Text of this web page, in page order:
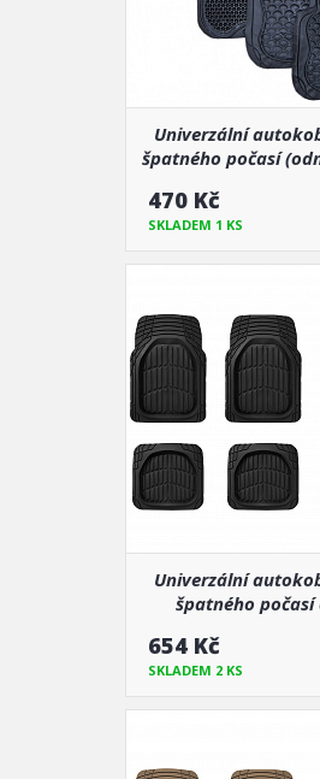
Univerzální
špatného počasí
470 Kč
SKLADEM 1 KS
Univerzální
špatného počasí
654 Kč
SKLADEM 2 KS